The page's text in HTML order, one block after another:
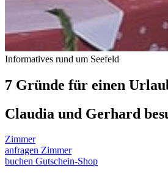
Informatives rund um Seefeld
7 Gründe für einen
Claudia und Gerhard
Zimmer
anfragen Zimmer
buchen Gutschein-Shop